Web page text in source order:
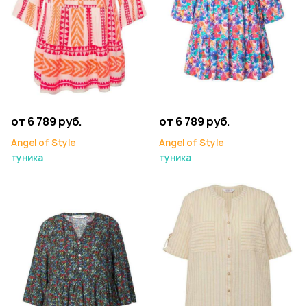
от 6 789 руб.
Angel of Style
туника
от 6 789 руб.
Angel of Style
туника